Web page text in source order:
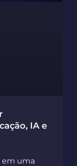
IA e
em uma